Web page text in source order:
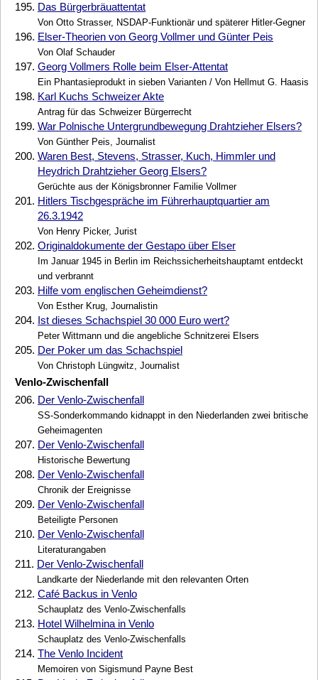
195. Das Bürgerbräuattentat
Von Otto Strasser, NSDAP-Funktionär und späterer Hitler-Gegner
196. Elser-Theorien von Georg Vollmer und Günter Peis
Von Olaf Schauder
197. Georg Vollmers Rolle beim Elser-Attentat
Ein Phantasieprodukt in sieben Varianten / Von Hellmut G. Haasis
198. Karl Kuchs Schweizer Akte
Antrag für das Schweizer Bürgerrecht
199. War Polnische Untergrundbewegung Drahtzieher Elsers?
Von Günther Peis, Journalist
200. Waren Best, Stevens, Strasser, Kuch, Himmler und
Heydrich Drahtzieher Georg Elsers?
Gerüchte aus der Königsbronner Familie Vollmer
201. Hitlers Tischgespräche im Führerhauptquartier am
26.3.1942
Von Henry Picker, Jurist
202. Originaldokumente der Gestapo über Elser
Im Januar 1945 in Berlin im Reichssicherheitshauptamt entdeckt
und verbrannt
203. Hilfe vom englischen Geheimdienst?
Von Esther Krug, Journalistin
204. Ist dieses Schachspiel 30 000 Euro wert?
Peter Wittmann und die angebliche Schnitzerei Elsers
205. Der Poker um das Schachspiel
Von Christoph Lüngwitz, Journalist
Venlo-Zwischenfall
206. Der Venlo-Zwischenfall
SS-Sonderkommando kidnappt in den Niederlanden zwei britische
Geheimagenten
207. Der Venlo-Zwischenfall
Historische Bewertung
208. Der Venlo-Zwischenfall
Chronik der Ereignisse
209. Der Venlo-Zwischenfall
Beteiligte Personen
210. Der Venlo-Zwischenfall
Literaturangaben
211. Der Venlo-Zwischenfall
Landkarte der Niederlande mit den relevanten Orten
212. Café Backus in Venlo
Schauplatz des Venlo-Zwischenfalls
213. Hotel Wilhelmina in Venlo
Schauplatz des Venlo-Zwischenfalls
214. The Venlo Incident
Memoiren von Sigismund Payne Best